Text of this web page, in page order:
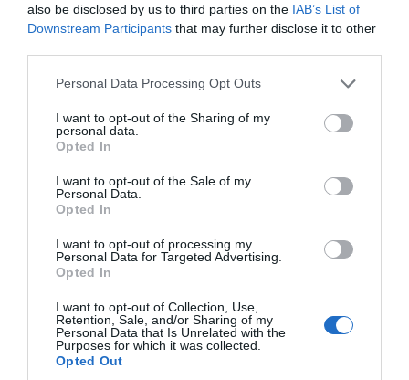
also be disclosed by us to third parties on the IAB’s List of
Downstream Participants that may further disclose it to other
Please note that this website/app uses one or more Google
not limited to your visit or usage behaviour. You may click to
grant or deny consent to Google and its third-party tags to
use your data for below specified purposes in below Google
consent section.
Personal Data Processing Opt Outs
I want to opt-out of the Sharing of my
personal data.
Opted In
I want to opt-out of the Sale of my
Personal Data.
Opted In
I want to opt-out of processing my
Personal Data for Targeted Advertising.
Opted In
I want to opt-out of Collection, Use,
Retention, Sale, and/or Sharing of my
Personal Data that Is Unrelated with the
Purposes for which it was collected.
Opted Out
ημέρες
Κόκκινος συναγερμός για φωτιά
10.08.2026 | 12:20
Πέθανε κτηνοτρόφος μετά τη
θανάτωση του κοπαδιού του
10.08.2026 | 12:00
Αυτά τα σχολεία αναβαθμίζονται
Δείτε εικόνες
10.08.2026 | 11:40
Όλες οι τελευταίες ειδήσεις